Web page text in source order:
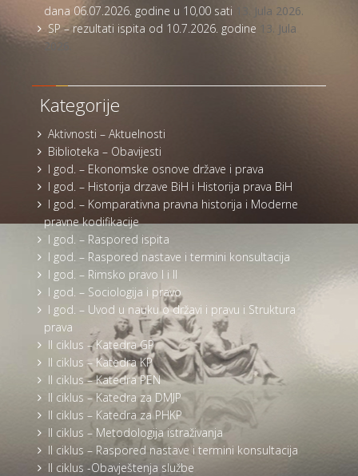
dana 06.07.2026. godine u 10,00 sati
13. Jula 2026.
SP – rezultati ispita od 10.7.2026. godine 13. Jula
2026.
Kategorije
Aktivnosti – Aktuelnosti
Biblioteka – Obavijesti
I god. – Ekonomske osnove države i prava
I god. – Historija drzave BiH i Historija prava BiH
I god. – Komparativna pravna historija i Moderne
pravne kodifikacije
I god. – Raspored ispita
I god. – Raspored nastave i termini konsultacija
I god. – Rimsko pravo I i II
I god. – Sociologija i pravo
I god. – Uvod u nauku o državi i pravu i Struktura
prava
II ciklus – Katedra GP
II ciklus – Katedra KP
II ciklus – Katedra PEN
II ciklus – Katedra za DMJP
II ciklus – Katedra za PHKP
II ciklus – Metodologija istraživanja
II ciklus – Raspored nastave i termini konsultacija
II ciklus -Obavještenja službe